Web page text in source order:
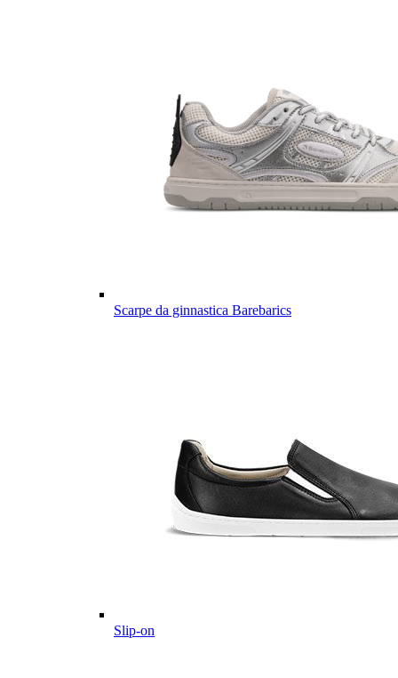
Scarpe da ginnastica Barebarics
Slip-on